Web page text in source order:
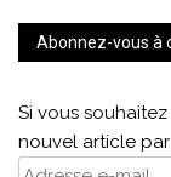
Abonnez-vous à
Si vous
nouvel article par
Adresse